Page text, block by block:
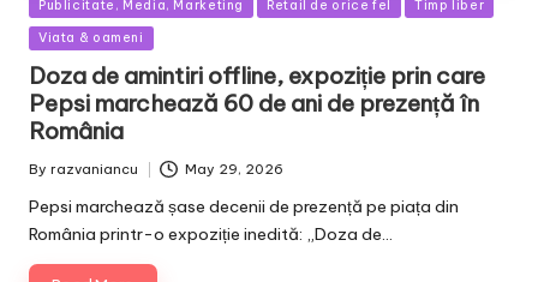
in
Publicitate, Media, Marketing Retail de orice fel Timp liber
Viata & oameni
Doza de amintiri offline, expoziție prin care
Pepsi marchează 60 de ani de prezență în
România
Posted
By razvaniancu May 29, 2026
Pepsi marchează șase decenii de prezență pe piața din
România printr-o expoziție inedită: „Doza de…